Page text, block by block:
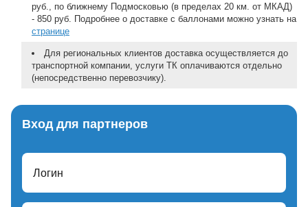
руб., по ближнему Подмосковью (в пределах 20 км. от МКАД)
- 850 руб. Подробнее о доставке с баллонами можно узнать на
странице
Для региональных клиентов доставка осуществляется до
транспортной компании, услуги ТК оплачиваются отдельно
(непосредственно перевозчику).
Вход для партнеров
Логин